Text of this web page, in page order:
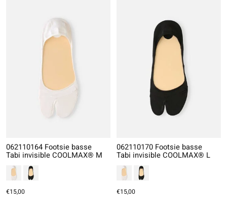
062110164 Footsie basse
Tabi invisible COOLMAX® M
€15,00
062110170 Footsie basse
Tabi invisible COOLMAX® L
€15,00